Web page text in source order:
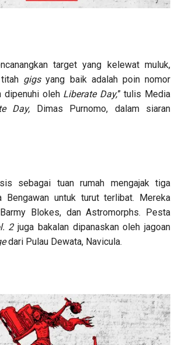
target yang kelewat muluk,
gigsyang baik adalah poin nomor
dipenuhi oleh Liberate Day,” tulis Media
Day,
Dimas Purnomo, dalam siaran
sebagai tuan rumah mengajak tiga
Bengawan untuk turut terlibat. Mereka
Blokes, dan Astromorphs. Pesta
2 juga bakalan dipanaskan oleh jagoan
dari Pulau Dewata, Navicula.